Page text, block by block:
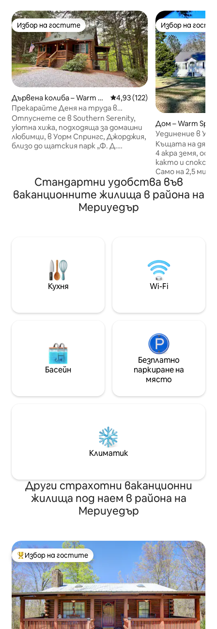
Избор на гостите
Избор на гостите
Дървена колиба – Warm Sp
rings
Средна оценка: 4,93 от 5,
4,93 (122)
Прекарайте Деня на труда в
Southern Serenity!
Отпуснете се в Southern Serenity,
уютна хижа, подходяща за домашни
любимци, в Уорм Спрингс, Джорджия,
близо до щатския парк „Ф. Д.
легло, двуетажно легло (пълно и
двойно) и 2 пълни бани. Насладете се
на люлките на верандата,
просторната задна тераса,
държат в контакт. Идеално за
семейни почивки, есенни фестивали
или спокойно планинско бягство, за
да се отпуснете, да презаредите и
Избор на
Избор на
Дом – Warm
Уединение в
Къщата на дядо
4 акра земя,
както и
Само на 2,5
Спрингс.
миля от
това е
смарт
че можете да
си акаунт за
Стандартни удобства във
ваканционните жилища в района на
Мериуедър
Кухня Wi-Fi
Басейн
Безплатно
паркиране на
място
Климатик
Други страхотни ваканционни
жилища под наем в района на
Мериуедър
Най-популярен избор на гостите
Избор на гостите